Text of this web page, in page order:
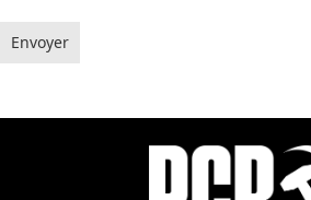
Envoyer